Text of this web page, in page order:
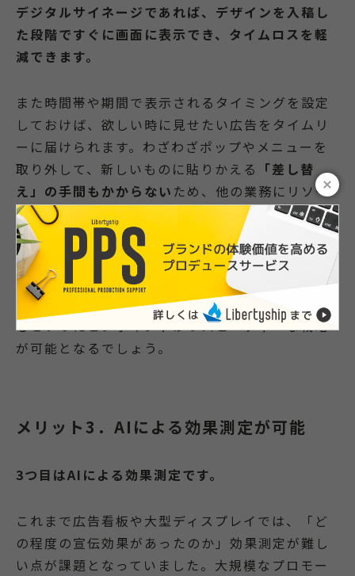
デジタルサイネージであれば、デザインを入稿し
た段階ですぐに画面に表示でき、タイムロスを軽
減できます。
また時間帯や期間で表示されるタイミングを設定
しておけば、欲しい時に見せたい広告をタイムリ
ーに届けられます。わざわざポップやメニューを
取り外して、新しいものに貼りかえる 「差し替
え」の手間もかからない ため、他の業務にリソー
スを注げるのもメリットです。
ECではタイムセールや期間セールの頻度が多い傾
向にあります。これはデジタルサイネージとの親
和性が高く、セール中の短期間だけ広告を掲載す
るといったピンポイントかつスピーディーな戦略
が可能となるでしょう。
メリット3．AIによる効果測定が可能
3つ目はAIによる効果測定です。
これまで広告看板や大型ディスプレイでは、「ど
の程度の宣伝効果があったのか」効果測定が難し
い点が課題となっていました。大規模なプロモー